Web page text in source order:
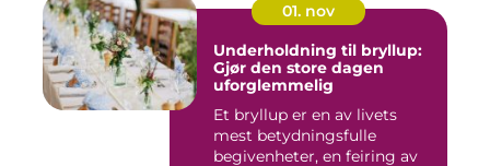
01. nov
Underholdning til bryllup:
Gjør den store dagen
uforglemmelig
Et bryllup er en av livets
mest betydningsfulle
begivenheter, en feiring av